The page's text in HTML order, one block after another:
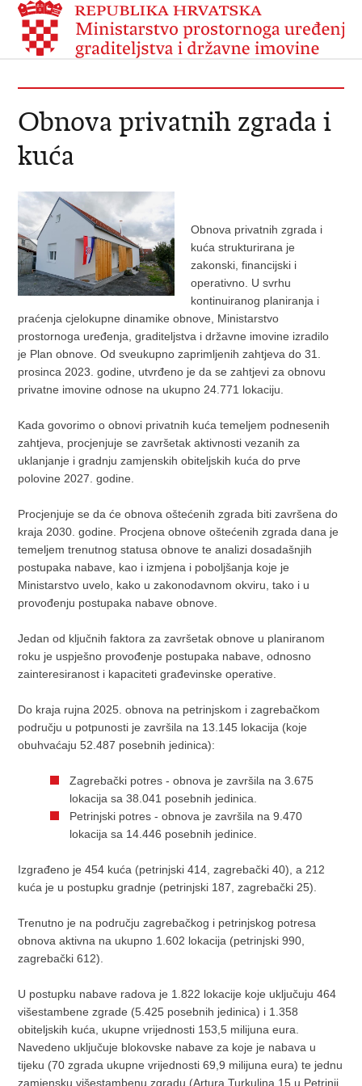
Obnova privatnih zgrada i
kuća
Obnova privatnih zgrada i
kuća strukturirana je
zakonski, financijski i
operativno. U svrhu
kontinuiranog planiranja i
praćenja cjelokupne dinamike obnove, Ministarstvo
prostornoga uređenja, graditeljstva i državne imovine izradilo
je Plan obnove. Od sveukupno zaprimljenih zahtjeva do 31.
prosinca 2023. godine, utvrđeno je da se zahtjevi za obnovu
privatne imovine odnose na ukupno 24.771 lokaciju.
Kada govorimo o obnovi privatnih kuća temeljem podnesenih
zahtjeva, procjenjuje se završetak aktivnosti vezanih za
uklanjanje i gradnju zamjenskih obiteljskih kuća do prve
polovine 2027. godine.
Procjenjuje se da će obnova oštećenih zgrada biti završena do
kraja 2030. godine. Procjena obnove oštećenih zgrada dana je
temeljem trenutnog statusa obnove te analizi dosadašnjih
postupaka nabave, kao i izmjena i poboljšanja koje je
Ministarstvo uvelo, kako u zakonodavnom okviru, tako i u
provođenju postupaka nabave obnove.
Jedan od ključnih faktora za završetak obnove u planiranom
roku je uspješno provođenje postupaka nabave, odnosno
zainteresiranost i kapaciteti građevinske operative.
Do kraja rujna 2025. obnova na petrinjskom i zagrebačkom
području u potpunosti je završila na 13.145 lokacija (koje
obuhvaćaju 52.487 posebnih jedinica):
Zagrebački potres - obnova je završila na 3.675
lokacija sa 38.041 posebnih jedinica.
Petrinjski potres - obnova je završila na 9.470
lokacija sa 14.446 posebnih jedinice.
Izgrađeno je 454 kuća (petrinjski 414, zagrebački 40), a 212
kuća je u postupku gradnje (petrinjski 187, zagrebački 25).
Trenutno je na području zagrebačkog i petrinjskog potresa
obnova aktivna na ukupno 1.602 lokacija (petrinjski 990,
zagrebački 612).
U postupku nabave radova je 1.822 lokacije koje uključuju 464
višestambene zgrade (5.425 posebnih jedinica) i 1.358
obiteljskih kuća, ukupne vrijednosti 153,5 milijuna eura.
Navedeno uključuje blokovske nabave za koje je nabava u
tijeku (70 zgrada ukupne vrijednosti 69,9 milijuna eura) te jednu
zamjensku višestambenu zgradu (Artura Turkulina 15 u Petrinji